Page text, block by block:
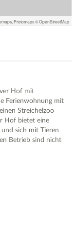
Protomaps©OpenStreetMap
Hof mit
Ferienwohnung mit
Streichelzoo
Hof bietet eine
sich mit Tieren
Betrieb sind nicht